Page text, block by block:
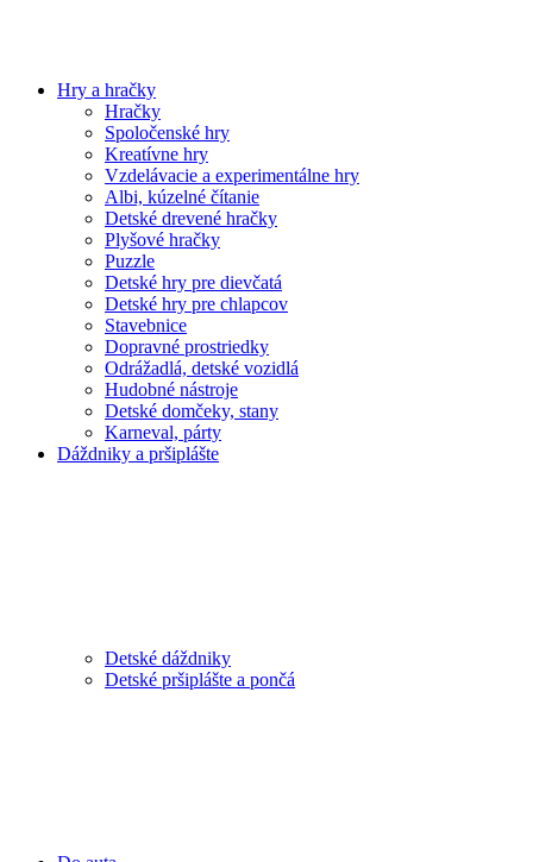
Hry a hračky
Hračky
Spoločenské hry
Kreatívne hry
Vzdelávacie a experimentálne hry
Albi, kúzelné čítanie
Detské drevené hračky
Plyšové hračky
Puzzle
Detské hry pre dievčatá
Detské hry pre chlapcov
Stavebnice
Dopravné prostriedky
Odrážadlá, detské vozidlá
Hudobné nástroje
Detské domčeky, stany
Karneval, párty
Dáždniky a pršiplášte
Detské dáždniky
Detské pršiplášte a pončá